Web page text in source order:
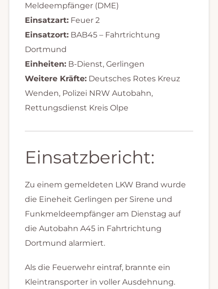
Meldeempfänger (DME)
Einsatzart:Feuer 2
Einsatzort:BAB45 – Fahrtrichtung
Dortmund
Einheiten:B-Dienst, Gerlingen
Weitere Kräfte:Deutsches Rotes Kreuz
Wenden, Polizei NRW Autobahn,
Rettungsdienst Kreis Olpe
Einsatzbericht:
Zu einem gemeldeten LKW Brand wurde
die Eineheit Gerlingen per Sirene und
Funkmeldeempfänger am Dienstag auf
die Autobahn A45 in Fahrtrichtung
Dortmund alarmiert.
Als die Feuerwehr eintraf, brannte ein
Kleintransporter in voller Ausdehnung.